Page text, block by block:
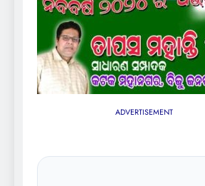
ADVERTISEMENT